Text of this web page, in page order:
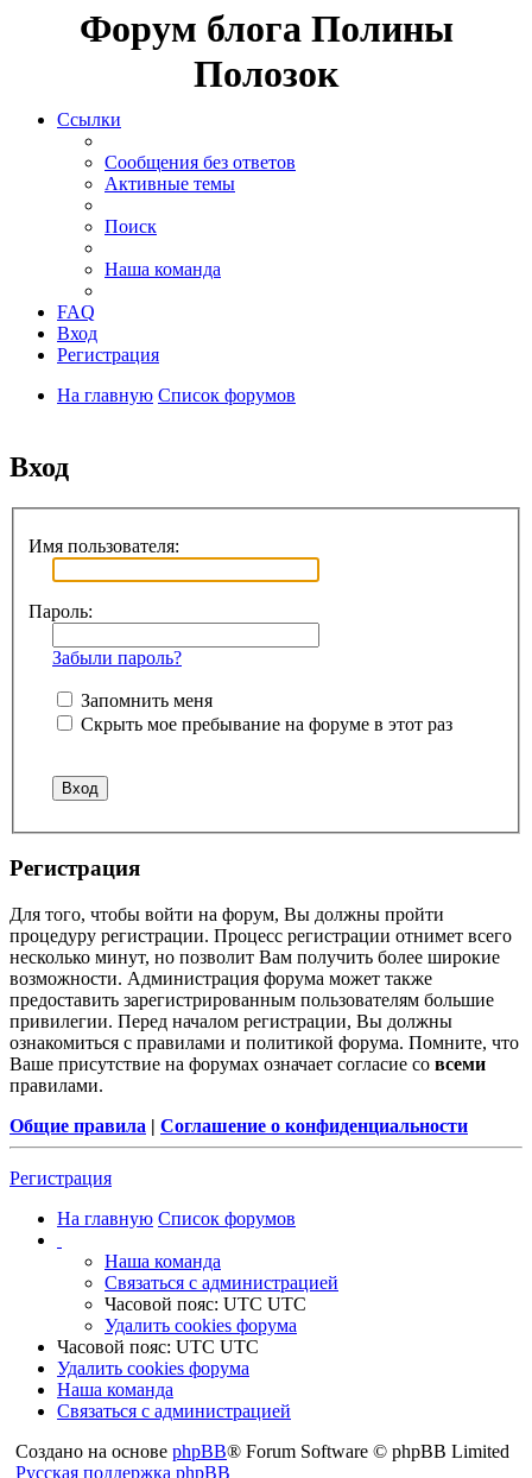
Форум блога Полины
Полозок
Ссылки
Сообщения без ответов
Активные темы
Поиск
Наша команда
FAQ
Вход
Регистрация
На главную Список форумов
Вход
Имя пользователя:
Пароль:
Забыли пароль?
Запомнить меня
Скрыть мое пребывание на форуме в этот раз
Регистрация
Для того, чтобы войти на форум, Вы должны пройти
процедуру регистрации. Процесс регистрации отнимет всего
несколько минут, но позволит Вам получить более широкие
возможности. Администрация форума может также
предоставить зарегистрированным пользователям большие
привилегии. Перед началом регистрации, Вы должны
ознакомиться с правилами и политикой форума. Помните, что
Ваше присутствие на форумах означает согласие со всеми
правилами.
Общие правила | Соглашение о конфиденциальности
Регистрация
На главную Список форумов
Наша команда
Связаться с администрацией
Часовой пояс: UTC UTC
Удалить cookies форума
Часовой пояс: UTC UTC
Удалить cookies форума
Наша команда
Связаться с администрацией
Создано на основе phpBB® Forum Software © phpBB Limited
Русская поддержка phpBB